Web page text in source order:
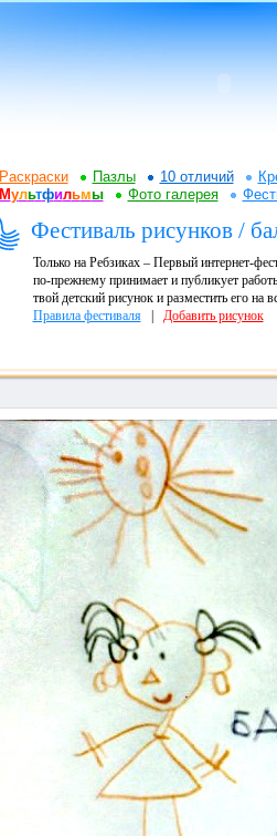
Раскраски Пазлы 10 отличий
Мультфильмы Фото галерея
Фестиваль рисунков /
Только на Ребзиках – Первый интернет-
по-прежнему принимает и публикует
твой детский рисунок и разместить его на
Правила фестиваля| Добавить рисунок